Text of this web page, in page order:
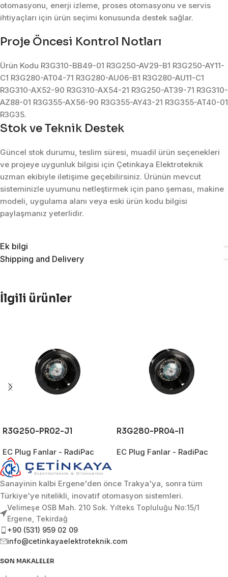
otomasyonu, enerji izleme, proses otomasyonu ve servis
ihtiyaçları için ürün seçimi konusunda destek sağlar.
Proje Öncesi Kontrol Notları
Ürün Kodu R3G310-BB49-01 R3G250-AV29-B1 R3G250-AY11-
C1 R3G280-AT04-71 R3G280-AU06-B1 R3G280-AU11-C1
R3G310-AX52-90 R3G310-AX54-21 R3G250-AT39-71 R3G310-
AZ88-01 R3G355-AX56-90 R3G355-AY43-21 R3G355-AT40-01
R3G35.
Stok ve Teknik Destek
Güncel stok durumu, teslim süresi, muadil ürün seçenekleri
ve projeye uygunluk bilgisi için Çetinkaya Elektroteknik
uzman ekibiyle iletişime geçebilirsiniz. Ürünün mevcut
sisteminizle uyumunu netleştirmek için pano şeması, makine
modeli, uygulama alanı veya eski ürün kodu bilgisi
paylaşmanız yeterlidir.
Ek bilgi
Shipping and Delivery
İlgili ürünler
R3G250-PR02-J1
EC Plug Fanlar - RadiPac
R3G280-PR04-I1
EC Plug Fanlar - RadiPac
Sanayinin kalbi Ergene'den önce Trakya'ya, sonra tüm
Türkiye'ye nitelikli, inovatif otomasyon sistemleri.
Velimeşe OSB Mah. 210 Sok. Yılteks Topluluğu No:15/1
Ergene, Tekirdağ
+90 (531) 959 02 09
info@cetinkayaelektroteknik.com
SON MAKALELER